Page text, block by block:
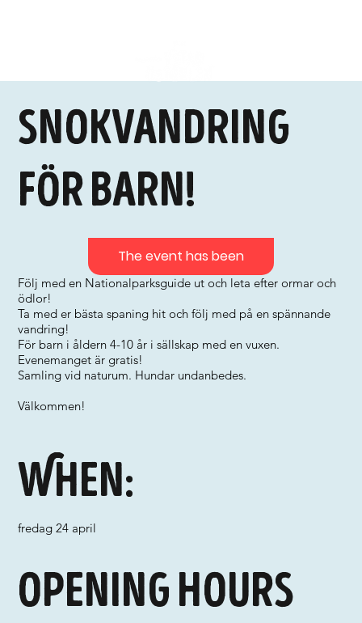
Snokvandring
för barn!
Följ med en Nationalparksguide ut och leta efter ormar och
ödlor!
Ta med er bästa spaning hit och följ med på en spännande
vandring!
För barn i åldern 4-10 år i sällskap med en vuxen.
Evenemanget är gratis!
Samling vid naturum. Hundar undanbedes.
Välkommen!
When:
fredag 24 april
Opening hours
The event has been